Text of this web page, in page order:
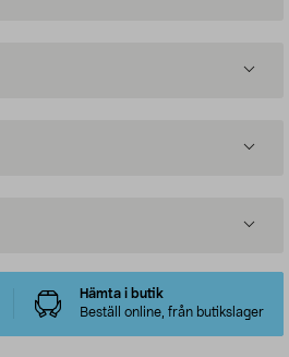
Hämta i butik
Beställ online, från butikslager